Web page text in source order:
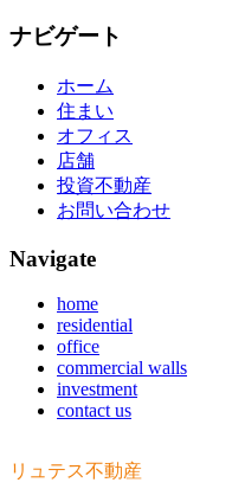
ナビゲート
ホーム
住まい
オフィス
店舗
投資不動産
お問い合わせ
Navigate
home
residential
office
commercial walls
investment
contact us
リュテス不動産